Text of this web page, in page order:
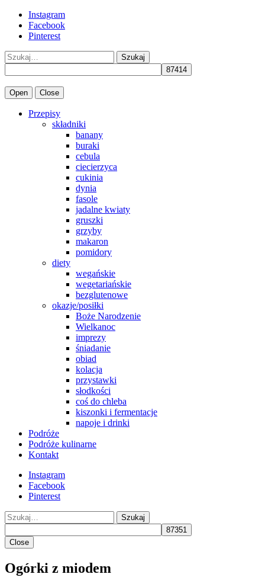
Instagram
Facebook
Pinterest
Szukaj
Open Close
Przepisy
składniki
banany
buraki
cebula
ciecierzyca
cukinia
dynia
fasole
jadalne kwiaty
gruszki
grzyby
makaron
pomidory
diety
wegańskie
wegetariańskie
bezglutenowe
okazje/posiłki
Boże Narodzenie
Wielkanoc
imprezy
śniadanie
obiad
kolacja
przystawki
słodkości
coś do chleba
kiszonki i fermentacje
napoje i drinki
Podróże
Podróże kulinarne
Kontakt
Instagram
Facebook
Pinterest
Szukaj
Close
Ogórki z miodem